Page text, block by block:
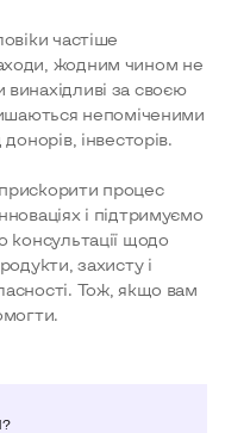
частіше
жодним чином не
за своєю
непоміченими
інвесторів.
процес
і підтримуємо
консультації щодо
захисту і
Тож, якщо вам